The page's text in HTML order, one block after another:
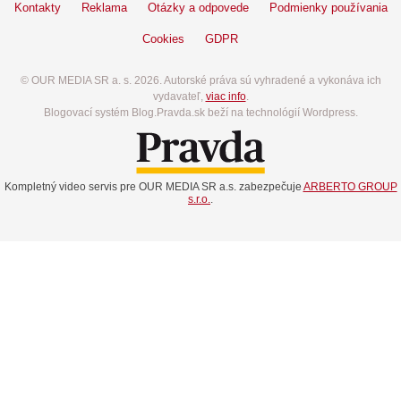
Kontakty Reklama Otázky a odpovede Podmienky používania
Cookies GDPR
© OUR MEDIA SR a. s. 2026. Autorské práva sú vyhradené a vykonáva ich
vydavateľ, viac info.
Blogovací systém Blog.Pravda.sk beží na technológií Wordpress.
Kompletný video servis pre OUR MEDIA SR a.s. zabezpečuje ARBERTO GROUP
s.r.o..